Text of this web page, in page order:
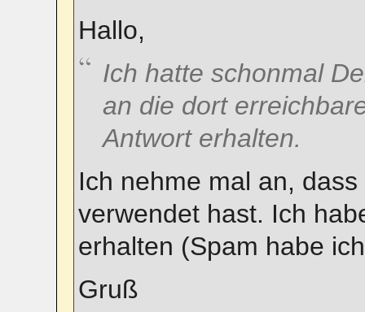
Hallo,
Ich hatte schonmal
an die dort
Antwort erhalten.
Ich nehme mal an,
verwendet hast. Ich
erhalten (Spam habe
Gruß